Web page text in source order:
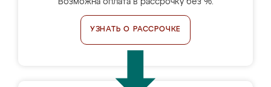
Возможна оплата в рассрочку без %.
УЗНАТЬ О РАССРОЧКЕ